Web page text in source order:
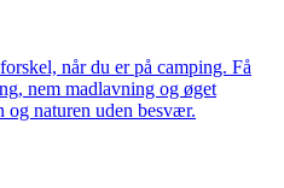
når du er på camping. Få
nem madlavning og øget
og naturen uden besvær.